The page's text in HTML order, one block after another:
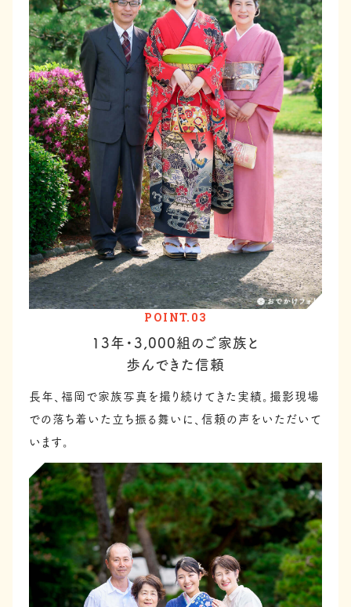
POINT.03
13年・3,000組のご家族と
歩んできた信頼
長年、福岡で家族写真を撮り続けてきた実績。撮影現場
での落ち着いた立ち振る舞いに、信頼の声をいただいて
います。